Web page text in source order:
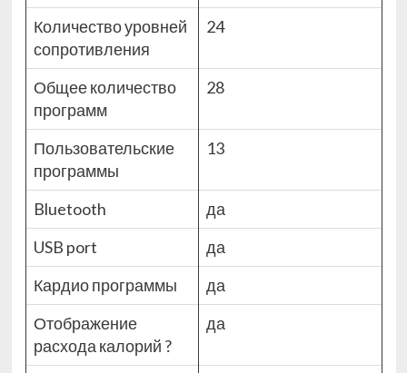
Количество уровней
сопротивления
24
Общее количество
программ
28
Пользовательские
программы
13
Bluetooth
да
USB port
да
Кардио программы
да
Отображение
расхода калорий ?
да